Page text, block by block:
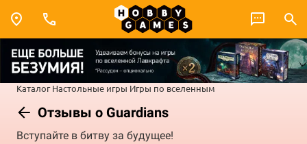
Каталог Настольные игры Игры по вселенным
Отзывы о Guardians
Вступайте в битву за будущее!